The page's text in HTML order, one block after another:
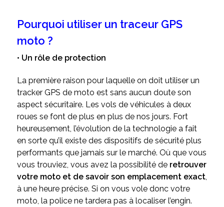
Pourquoi utiliser un traceur GPS
moto ?
• Un rôle de protection
La première raison pour laquelle on doit utiliser un
tracker GPS de moto est sans aucun doute son
aspect sécuritaire. Les vols de véhicules à deux
roues se font de plus en plus de nos jours. Fort
heureusement, l’évolution de la technologie a fait
en sorte qu’il existe des dispositifs de sécurité plus
performants que jamais sur le marché. Où que vous
vous trouviez, vous avez la possibilité de retrouver
votre moto et de savoir son emplacement exact,
à une heure précise. Si on vous vole donc votre
moto, la police ne tardera pas à localiser l’engin.